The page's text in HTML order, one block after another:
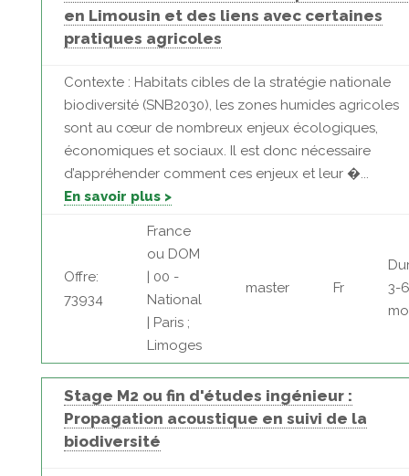
en Limousin et des liens avec certaines
pratiques agricoles
Contexte : Habitats cibles de la stratégie nationale
biodiversité (SNB2030), les zones humides agricoles
sont au cœur de nombreux enjeux écologiques,
économiques et sociaux. Il est donc nécessaire
d’appréhender comment ces enjeux et leur �...
En savoir plus >
Offre:
73934
France
ou DOM
| 00 -
National
| Paris ;
Limoges
master Fr
3-6
Stage M2 ou fin d'études ingénieur :
Propagation acoustique en suivi de la
biodiversité